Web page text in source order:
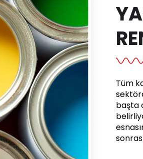
Tüm
başta